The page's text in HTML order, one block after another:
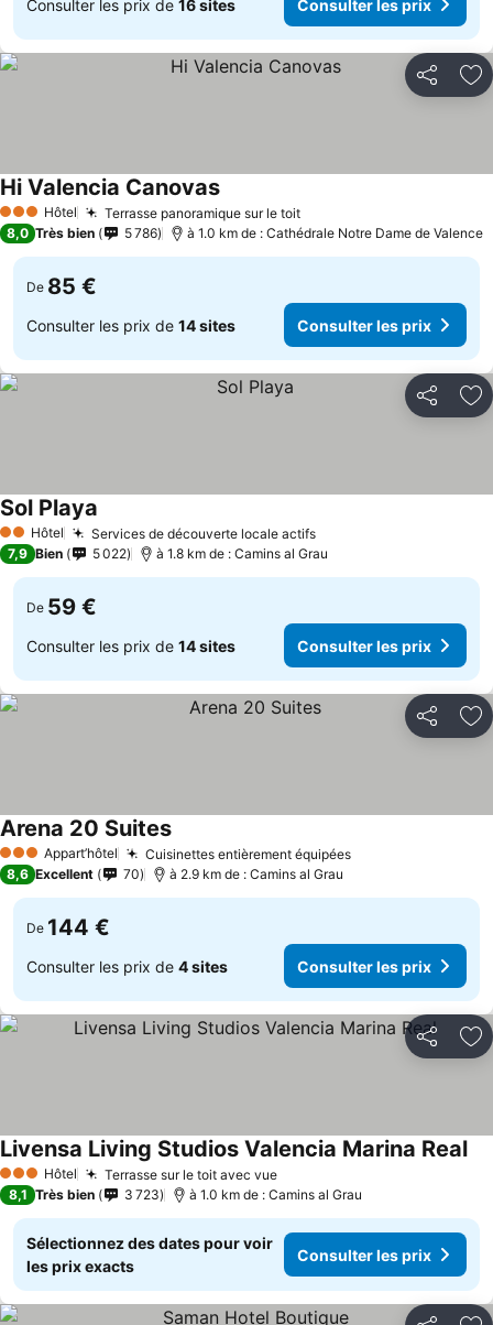
Consulter les prix de 16 sites Consulter les prix
Partager
3 ÉtoilesHôtel Terrasse panoramique sur le toitConsulter les prix
Hi Valencia CanovasConsulter les prix
8,0 Très bien 5 786 à 1.0 km de : Cathédrale Notre Dame de Valence
De 85 €
Consulter les prix de 14 sites Consulter les prix
Partager
2 Étoiles
Hôtel Services de découverte locale actifsConsulter les prix
Sol Playa
7,9 Bien 5 022 à 1.8 km de : Camins al Grau
De 59 €
Consulter les prix de 14 sites Consulter les prix
Partager
3 ÉtoilesAppart’hôtel Cuisinettes entièrement équipéesConsulter les
Arena 20 SuitesConsulter les prix
8,6 Excellent 70 à 2.9 km de : Camins al Grau
De 144 €
Consulter les prix de 4 sites Consulter les prix
Partager
3 ÉtoilesHôtel Terrasse sur le toit avec vueConsulter les prix
Livensa Living Studios Valencia Marina Real
8,1 Très bien 3 723 à 1.0 km de : Camins al Grau
Sélectionnez des dates pour voir
les prix exacts
Consulter les prix